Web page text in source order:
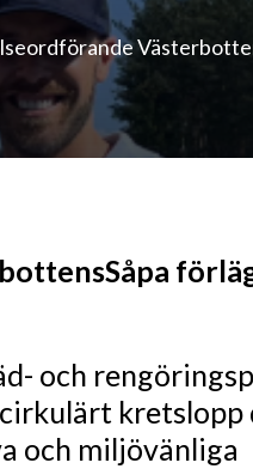
och
kretslopp
och miljövänliga